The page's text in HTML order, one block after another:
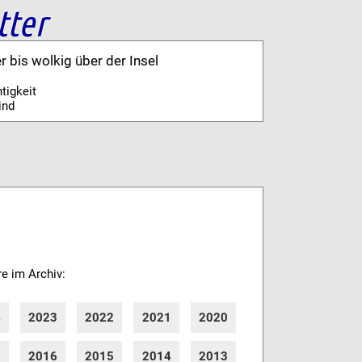
bis wolkig über der Insel
im Archiv:
2023 2022 2021 2020
2016 2015 2014 2013